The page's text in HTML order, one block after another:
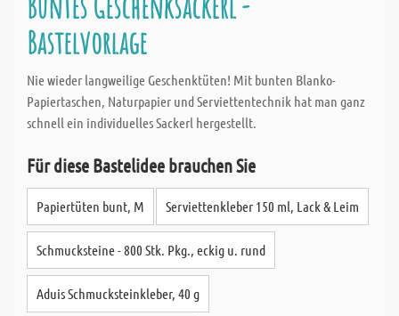
Bastelvorlage
Nie wieder langweilige Geschenktüten! Mit bunten Blanko-
Papiertaschen, Naturpapier und Serviettentechnik hat man ganz
schnell ein individuelles Sackerl hergestellt.
Für diese Bastelidee brauchen Sie
Papiertüten bunt, M Serviettenkleber 150 ml, Lack & Leim
Schmucksteine - 800 Stk. Pkg., eckig u. rund
Aduis Schmucksteinkleber, 40 g